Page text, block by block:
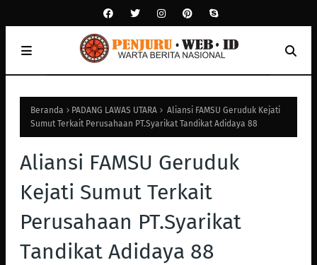
Beranda PADANG LAWAS UTARA
Aliansi FAMSU Geruduk Kejati
Sumut Terkait Perusahaan PT.Syarikat Tandikat Adidaya 88
Aliansi FAMSU Geruduk
Kejati Sumut Terkait
Perusahaan PT.Syarikat
Tandikat Adidaya 88